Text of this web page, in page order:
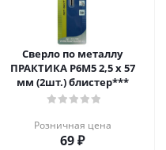
Сверло по металлу
ПРАКТИКА Р6М5 2,5 х 57
мм (2шт.) блистер***
Розничная цена
69₽